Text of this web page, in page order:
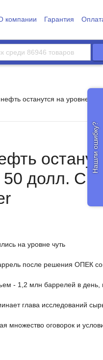
компании Гарантия
останутся на уровне
50 долл.
на уровне чуть
после решения ОПЕК
- 1,2 млн баррелей в день,
глава исследований
множество оговорок и
Нашли ошибку?